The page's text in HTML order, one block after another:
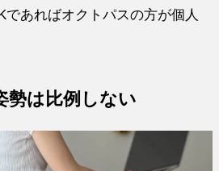
あればオクトパスの方が個人
勢は比例しない